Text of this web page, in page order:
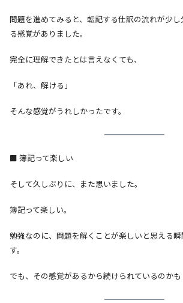
問題を進めてみると、転記する仕訳の流れが少
る感覚がありました。
完全に理解できたとは言えなくても、
「あれ、解ける」
そんな感覚がうれしかったです。
■ 簿記って楽しい
そして久しぶりに、また思いました。
簿記って楽しい。
勉強なのに、問題を解くことが楽しいと思える
す。
でも、その感覚があるから続けられているのかも